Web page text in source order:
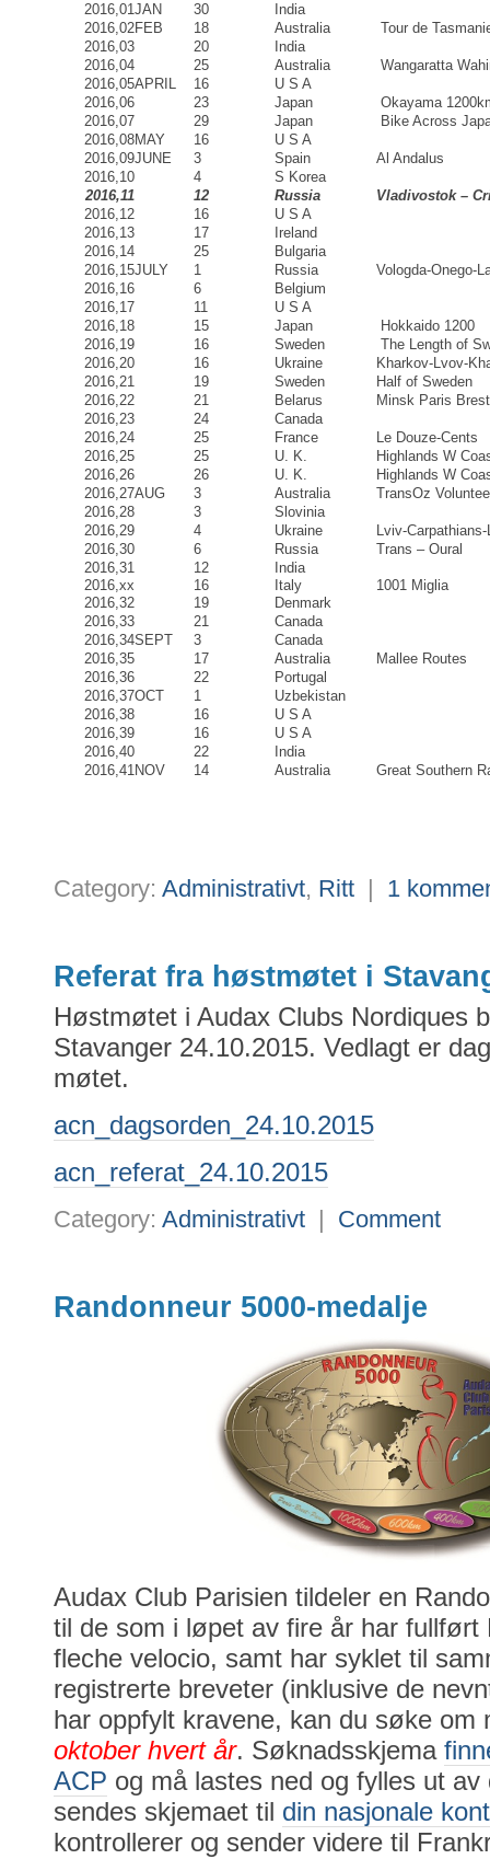
2016,01JAN 30
India
2016,02FEB 18 Australia
Tour de
2016,03
20
India
2016,04
25 Australia
Wangaratta
2016,05APRIL 16
U S A
2016,06
23 Japan
Okayama
2016,07
29 Japan
Bike Across
2016,08MAY 16
U S A
2016,09JUNE 3 Spain
Al Andalus
2016,10
4
S Korea
2016,11
12 Russia
Vladivostok –
2016,12
16
U S A
2016,13
17
Ireland
2016,14
25
Bulgaria
2016,15JULY 1 Russia
Vologda-Onego-
2016,16
6
Belgium
2016,17
11
U S A
2016,18
15 Japan
Hokkaido 1200
2016,19
16 Sweden
The Length of
2016,20
16 Ukraine
Kharkov-Lvov-
2016,21
19 Sweden
Half of Sweden
2016,22
21 Belarus
Minsk Paris
2016,23
24
Canada
2016,24
25 France
Le Douze-Cents
2016,25
25 U. K.
Highlands W
2016,26
26 U. K.
Highlands W
2016,27AUG 3 Australia
TransOz
2016,28
3
Slovinia
2016,29
4 Ukraine
Lviv-
2016,30
6 Russia
Trans – Oural
2016,31
12
India
2016,xx
16 Italy
1001 Miglia
2016,32
19
Denmark
2016,33
21
Canada
2016,34SEPT 3
Canada
2016,35
17 Australia
Mallee Routes
2016,36
22
Portugal
2016,37OCT 1
Uzbekistan
2016,38
16
U S A
2016,39
16
U S A
2016,40
22
India
2016,41NOV 14 Australia Great Southern
Category: Administrativt, Ritt | 1
Referat fra høstmøtet i
Høstmøtet i Audax Clubs Nordiques
Stavanger 24.10.2015. Vedlagt er
møtet.
acn_dagsorden_24.10.2015
acn_referat_24.10.2015
Category: Administrativt | Comment
Randonneur 5000-medalje
Audax Club Parisien tildeler en
til de som i løpet av fire år har fullført
fleche velocio, samt har syklet til
registrerte breveter (inklusive de
har oppfylt kravene, kan du søke om
oktober hvert år. Søknadsskjema
ACP og må lastes ned og fylles ut av
sendes skjemaet til din nasjonale
kontrollerer og sender videre til